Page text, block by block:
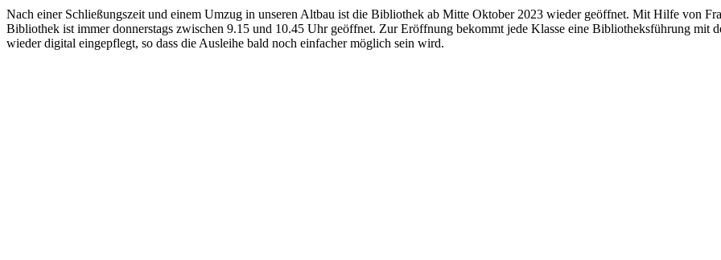
Nach einer Schließungszeit und einem Umzug in unseren Altbau ist die Bibliothek ab Mitte Oktober 2023 wieder geöffnet. Mit Hilfe von
Bibliothek ist immer donnerstags zwischen 9.15 und 10.45 Uhr geöffnet. Zur Eröffnung bekommt jede Klasse eine Bibliotheksführung mit
wieder digital eingepflegt, so dass die Ausleihe bald noch einfacher möglich sein wird.